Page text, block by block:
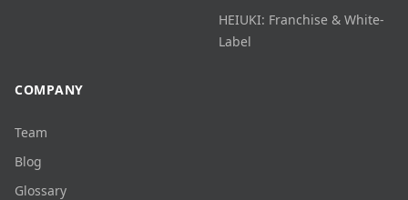
HEIUKI: Franchise & White-
Label
COMPANY
Team
Blog
Glossary